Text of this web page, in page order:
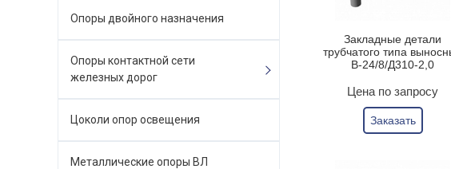
Опоры двойного назначения
Опоры контактной сети
железных дорог
Цоколи опор освещения
Металлические опоры ВЛ
Закладные детали
трубчатого типа
В-24/8/Д310-2,0
Цена по запросу
Заказать